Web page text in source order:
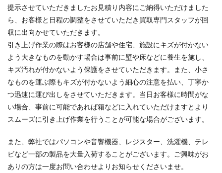
提示させていただきましたお見積り内容にご納得いただけました
ら、お客様と日程の調整をさせていただき買取専門スタッフが回
収に出向かせていただきます。
引き上げ作業の際はお客様の店舗や住宅、施設にキズが付かない
よう大きなものを動かす場合は事前に壁や床などに養生を施し、
キズ汚れが付かないよう保護をさせていただきます。また、小さ
なものを運ぶ際もキズが付かないよう細心の注意を払い、丁寧か
つ迅速に運び出しをさせていただきます。当日お客様に時間がな
い場合、事前に可能であれば箱などに入れていただけますとより
スムーズに引き上げ作業を行うことが可能な場合がございます。
また、弊社ではパソコンや音響機器、レジスター、洗濯機、テレ
ビなど一部の製品を大量入荷することがございます。ご興味がお
ありの方は一度お問い合わせよりお知らせくださいませ。